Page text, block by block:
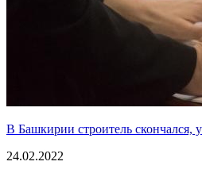
В Башкирии строитель скончался,
24.02.2022